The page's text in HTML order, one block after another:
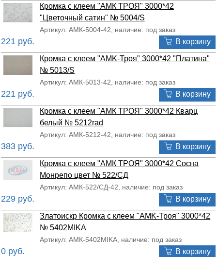
Кромка с клеем "АМК ТРОЯ" 3000*42
"Цветочный сатин" № 5004/S
Артикул: АМК-5004-42, наличие: под заказ
221 руб. В корзину
Кромка с клеем "AMK-Троя" 3000*42 "Платина"
№ 5013/S
Артикул: АМК-5013-42, наличие: под заказ
221 руб. В корзину
Кромка с клеем "АМК ТРОЯ" 3000*42 Кварц
белый № 5212rad
Артикул: АМК-5212-42, наличие: под заказ
383 руб. В корзину
Кромка с клеем "АМК ТРОЯ" 3000*42 Сосна
Монрепо цвет № 522/СД
Артикул: АМК-522/СД-42, наличие: под заказ
229 руб. В корзину
Златоискр Кромка с клеем "AMK-Троя" 3000*42
№ 5402MIKA
Артикул: АМК-5402MIKA, наличие: под заказ
0 руб. В корзину